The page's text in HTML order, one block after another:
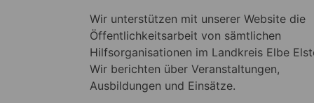
Wir unterstützen mit unserer Website die
Öffentlichkeitsarbeit von sämtlichen
Hilfsorganisationen im Landkreis Elbe
Wir berichten über Veranstaltungen,
Ausbildungen und Einsätze.